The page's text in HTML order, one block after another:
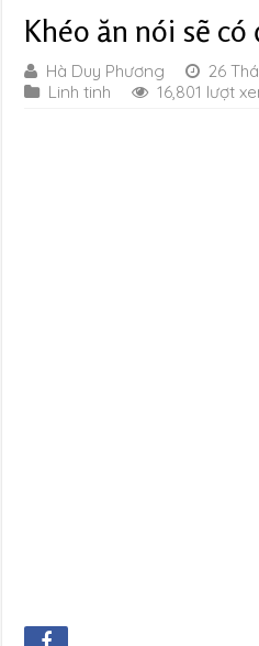
Khéo ăn nói sẽ
Hà Duy Phương
26
Linh tinh
16,801 lượt